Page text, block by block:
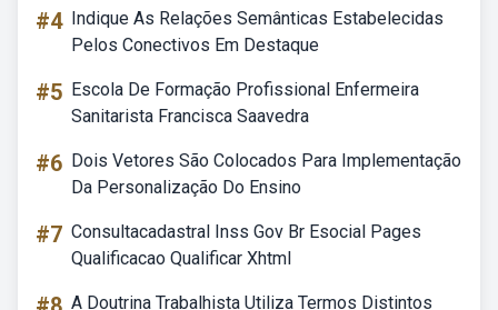
#4 Indique As Relações Semânticas Estabelecidas
Pelos Conectivos Em Destaque
#5 Escola De Formação Profissional Enfermeira
Sanitarista Francisca Saavedra
#6 Dois Vetores São Colocados Para Implementação
Da Personalização Do Ensino
#7 Consultacadastral Inss Gov Br Esocial Pages
Qualificacao Qualificar Xhtml
A Doutrina Trabalhista Utiliza Termos Distintos